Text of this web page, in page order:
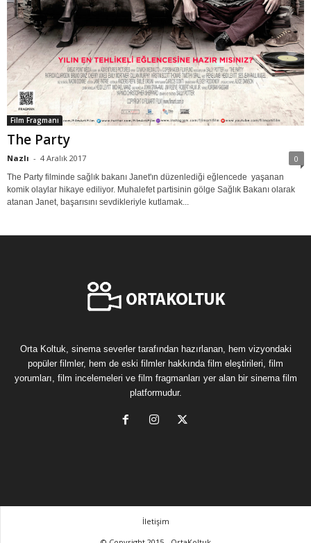
Film Fragmanı
The Party
Nazlı - 4 Aralık 2017 0
The Party filminde sağlık bakanı Janet'ın düzenlediği eğlencede yaşanan
komik olaylar hikaye ediliyor. Muhalefet partisinin gölge Sağlık Bakanı olarak
atanan Janet, başarısını sevdikleriyle kutlamak...
Orta Koltuk, sinema severler tarafından hazırlanan, hem vizyondaki
popüler filmler, hem de eski filmler hakkında film eleştirileri, film
yorumları, film incelemeleri ve film fragmanları yer alan bir sinema film
platformudur.
İletişim